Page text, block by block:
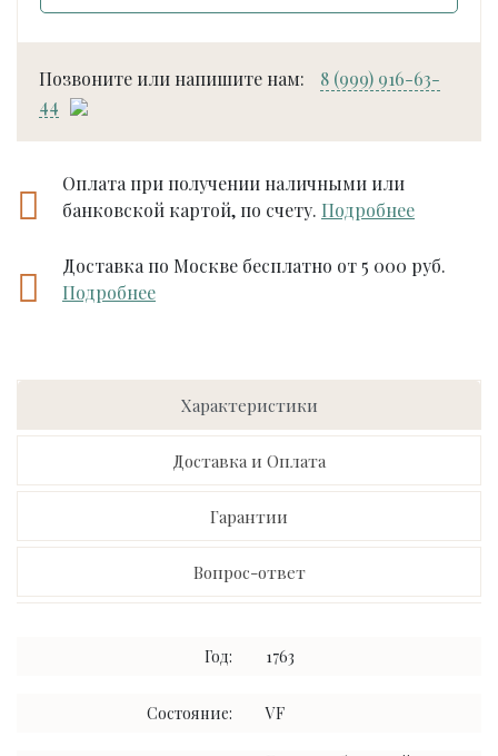
Позвоните или напишите нам:
8 (999) 916-63-
44
Оплата при получении наличными или
банковской картой, по счету. Подробнее
Доставка по Москве бесплатно от 5 000 руб.
Подробнее
Характеристики
Доставка и Оплата
Гарантии
Вопрос-ответ
Год: 1763
Состояние: VF